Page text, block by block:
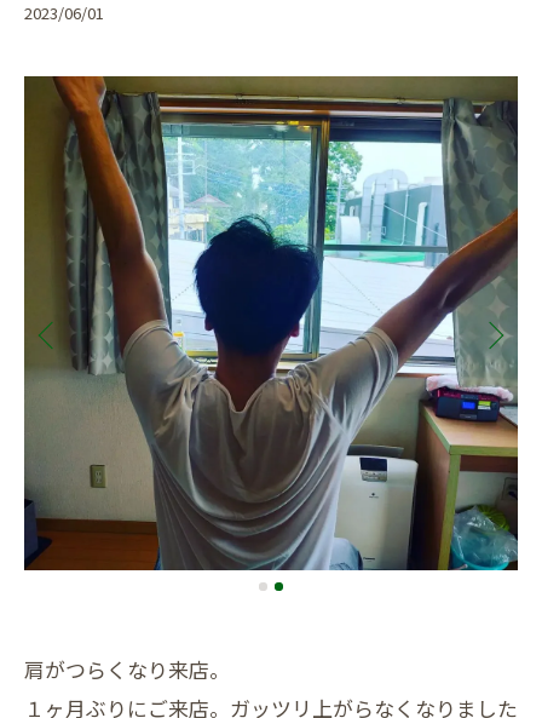
2023/06/01
肩がつらくなり来店。
１ヶ月ぶりにご来店。ガッツリ上がらなくなりました